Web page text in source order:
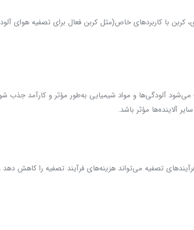
کربن با کاربردهای خاص(مثل کربن فعال برای تصفیه هوای
آلودگی‌ها و مواد شیمیایی به‌طور مؤثر و کارآمد جذب
تصفیه می‌تواند هزینه‌های فرآیند تصفیه را کاهش دهد